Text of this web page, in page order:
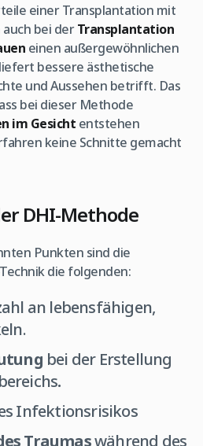
einer Transplantation mit
bei derTransplantation
einen außergewöhnlichen
bessere ästhetische
und Aussehen betrifft. Das
bei dieser Methode
im Gesicht entstehen
keine Schnitte gemacht
DHI-Methode
Punkten sind die
die folgenden:
an lebensfähigen,
bei der Erstellung
.
Infektionsrisikos
Traumaswährend des